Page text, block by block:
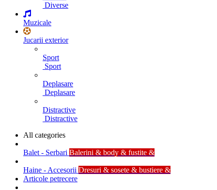
Diverse
Muzicale
Jucarii exterior
Sport
Sport
Deplasare
Deplasare
Distractive
Distractive
All categories
Balet - Serbari Balerini & body & fustite &
Haine - Accesorii Dresuri & sosete & bustiere &
Articole petrecere